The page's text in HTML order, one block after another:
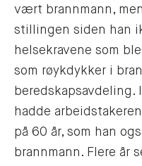
vært brannmann,
stillingen siden han
helsekravene som
som røykdykker i
beredskapsavdeling.
hadde
på 60 år, som han
brannmann. Flere år